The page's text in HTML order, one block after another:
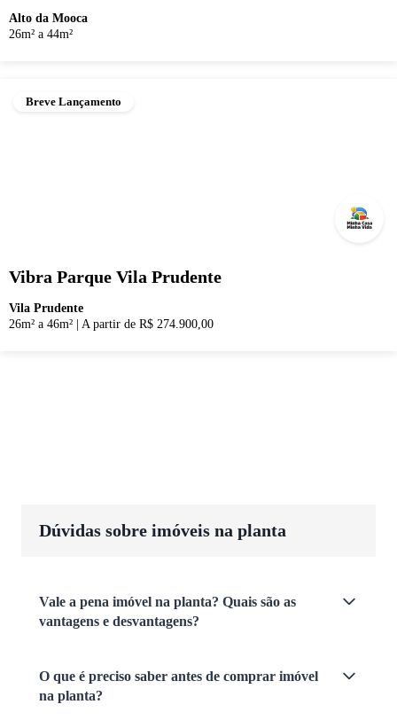
Alto da Mooca
26m² a 44m²
Breve Lançamento
Vibra Parque Vila Prudente
Vila Prudente
26m² a 46m²
A partir de R$ 274.900,00
Dúvidas sobre imóveis na planta
Vale a pena imóvel na planta? Quais são as
vantagens e desvantagens?
O que é preciso saber antes de comprar imóvel
na planta?